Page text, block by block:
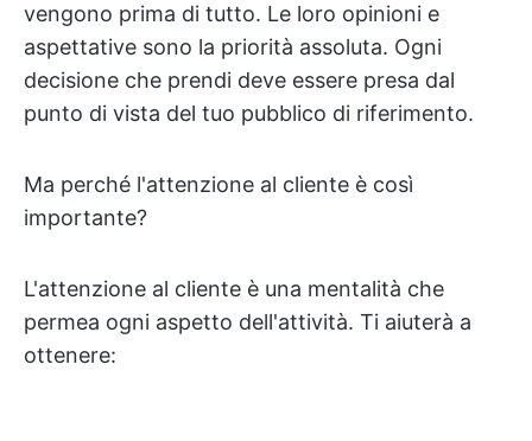
vengono prima di tutto. Le loro opinioni e
aspettative sono la priorità assoluta. Ogni
decisione che prendi deve essere presa dal
punto di vista del tuo pubblico di riferimento.
Ma perché l'attenzione al cliente è così
importante?
L'attenzione al cliente è una mentalità che
permea ogni aspetto dell'attività. Ti aiuterà a
ottenere: